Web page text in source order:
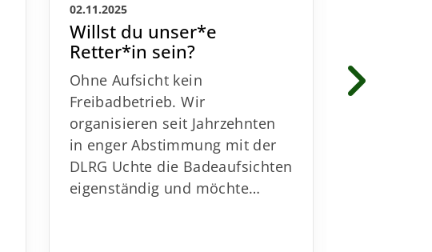
02.11.2025
Willst du unser*e
Retter*in sein?
Ohne Aufsicht kein
Freibadbetrieb. Wir
organisieren seit Jahrzehnten
in enger Abstimmung mit der
DLRG Uchte die Badeaufsichten
eigenständig und möchte…
–